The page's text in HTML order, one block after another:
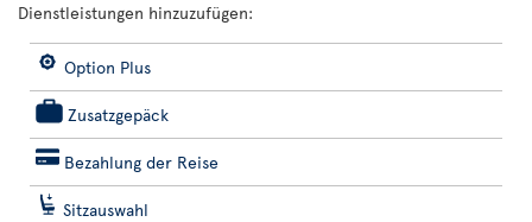
Dienstleistungen hinzuzufügen:
Option Plus
Zusatzgepäck
Bezahlung der Reise
Sitzauswahl